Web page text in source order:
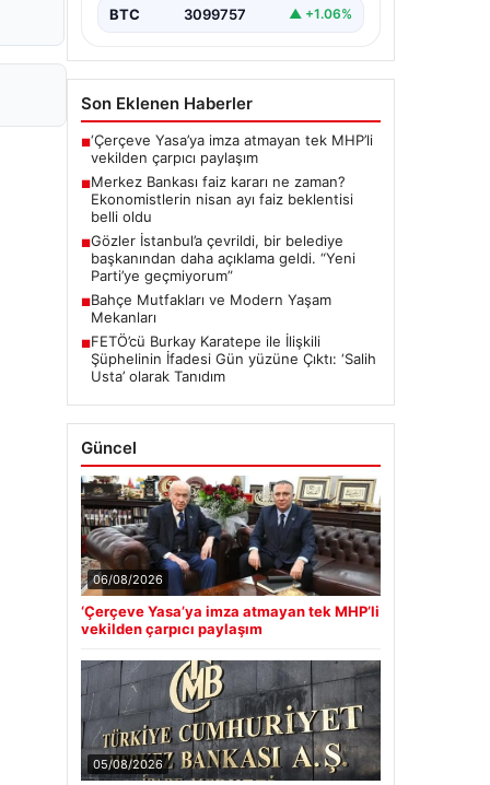
BTC 3099757 ▲ +1.06%
Son Eklenen Haberler
■‘Çerçeve Yasa’ya imza atmayan tek MHP’li
vekilden çarpıcı paylaşım
■Merkez Bankası faiz kararı ne zaman?
Ekonomistlerin nisan ayı faiz beklentisi
belli oldu
■Gözler İstanbul’a çevrildi, bir belediye
başkanından daha açıklama geldi. “Yeni
Parti’ye geçmiyorum”
■Bahçe Mutfakları ve Modern Yaşam
Mekanları
■FETÖ’cü Burkay Karatepe ile İlişkili
Şüphelinin İfadesi Gün yüzüne Çıktı: ‘Salih
Usta’ olarak Tanıdım
Güncel
06/08/2026
‘Çerçeve Yasa’ya imza atmayan tek MHP’li
vekilden çarpıcı paylaşım
05/08/2026